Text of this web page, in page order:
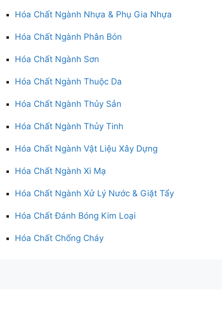
Hóa Chất Ngành Nhựa & Phụ Gia Nhựa
Hóa Chất Ngành Phân Bón
Hóa Chất Ngành Sơn
Hóa Chất Ngành Thuộc Da
Hóa Chất Ngành Thủy Sản
Hóa Chất Ngành Thủy Tinh
Hóa Chất Ngành Vật Liệu Xây Dựng
Hóa Chất Ngành Xi Mạ
Hóa Chất Ngành Xử Lý Nước & Giặt Tẩy
Hóa Chất Đánh Bóng Kim Loại
Hóa Chất Chống Cháy